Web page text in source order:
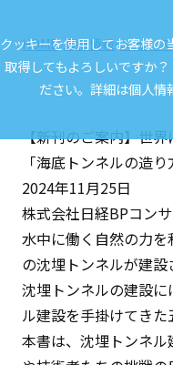
HOME 最新情報 ニュース
【新刊のご案内】世
「海底トンネルの造
2024年11月25日
株式会社日経BPコン
水中に働く自然の力
の沈埋トンネルが建設
沈埋トンネルの建設
ル建設を手掛けてき
本書は、沈埋トンネ
クッキーを使用してお客様の
取得してもよろしいですか？
ださい。詳細は個人情